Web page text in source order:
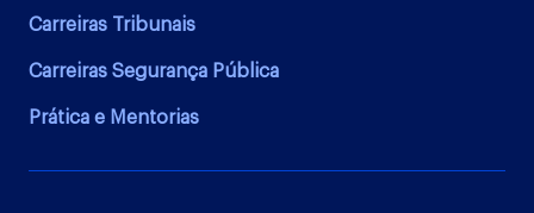
Carreiras Tribunais
Carreiras Segurança Pública
Prática e Mentorias